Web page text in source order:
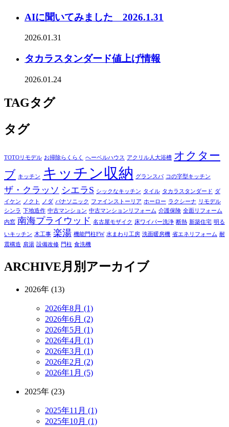
AIに聞いてみました 2026.1.31
2026.01.31
タカラスタンダード値上げ情報
2026.01.24
TAGタグ
タグ
TOTOリモデル お掃除らくらく へーベルハウス アクリル人大浴槽 オクター
ブ キッチン キッチン収納 グランスパ コの字型キッチン
ザ・クラッソ シエラS シックなキッチン タイル タカラスタンダード ダ
イケン
ノクト ノダ パナソニック ファインストーリア ホーロー ラクシーナ
リモデル
シンラ 下地造作 中古マンション 中古マンションリフォーム 介護保険 全面リフォーム
内窓 南海プライウッド 名古屋モザイク 床ワイパー洗浄 断熱 新築住宅 明る
いキッチン 木工事 楽湯 機能門柱FW 水まわり工房 洗面暖房機 省エネリフォーム 耐
震構造 肩湯 設備改修 門柱 食洗機
ARCHIVE月別アーカイブ
2026年 (13)
2026年8月 (1)
2026年6月 (2)
2026年5月 (1)
2026年4月 (1)
2026年3月 (1)
2026年2月 (2)
2026年1月 (5)
2025年 (23)
2025年11月 (1)
2025年10月 (1)